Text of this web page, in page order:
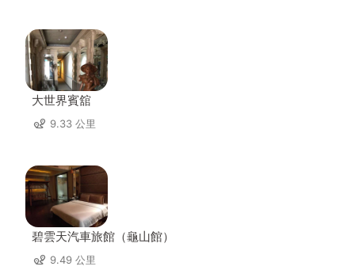
大世界賓舘
9.33 公里
碧雲天汽車旅館（龜山館）
9.49 公里